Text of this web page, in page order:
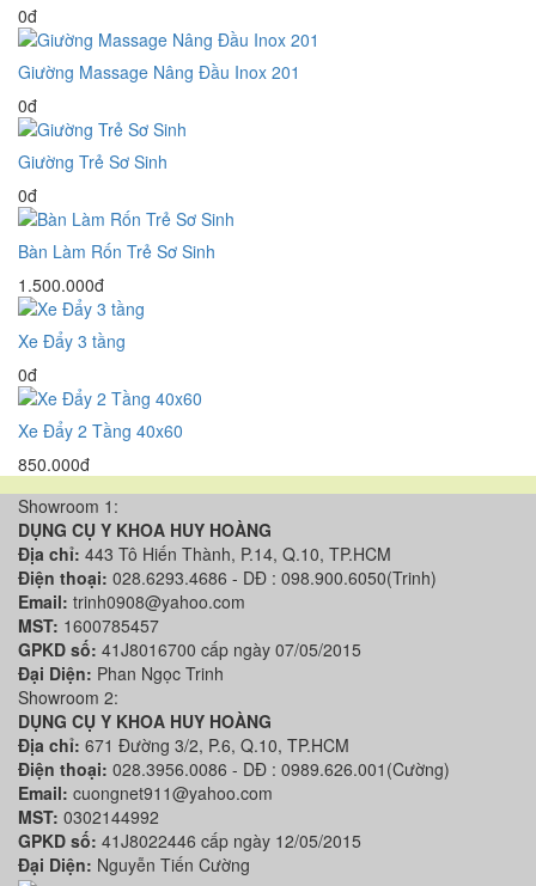
0đ
Giường Massage Nâng Đầu Inox 201
0đ
Giường Trẻ Sơ Sinh
0đ
Bàn Làm Rốn Trẻ Sơ Sinh
1.500.000đ
Xe Đẩy 3 tầng
0đ
Xe Đẩy 2 Tầng 40x60
850.000đ
Showroom 1:
DỤNG CỤ Y KHOA HUY HOÀNG
Địa chỉ: 443 Tô Hiến Thành, P.14, Q.10, TP.HCM
Điện thoại: 028.6293.4686 - DĐ : 098.900.6050(Trinh)
Email: trinh0908@yahoo.com
MST: 1600785457
GPKD số: 41J8016700 cấp ngày 07/05/2015
Đại Diện: Phan Ngọc Trinh
Showroom 2:
DỤNG CỤ Y KHOA HUY HOÀNG
Địa chỉ: 671 Đường 3/2, P.6, Q.10, TP.HCM
Điện thoại: 028.3956.0086 - DĐ : 0989.626.001(Cường)
Email: cuongnet911@yahoo.com
MST: 0302144992
GPKD số: 41J8022446 cấp ngày 12/05/2015
Đại Diện: Nguyễn Tiến Cường